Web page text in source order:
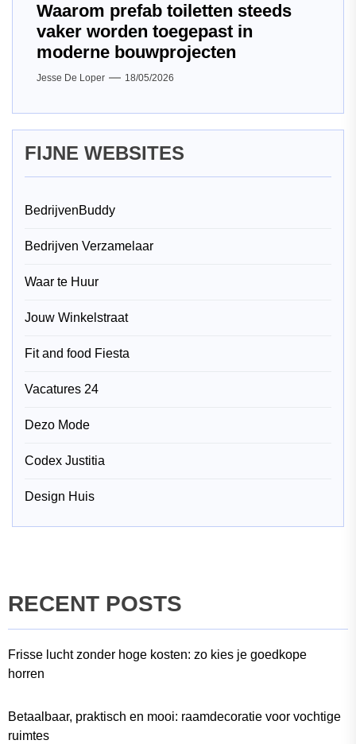
Waarom prefab toiletten steeds
vaker worden toegepast in
moderne bouwprojecten
Jesse De Loper 18/05/2026
FIJNE WEBSITES
BedrijvenBuddy
Bedrijven Verzamelaar
Waar te Huur
Jouw Winkelstraat
Fit and food Fiesta
Vacatures 24
Dezo Mode
Codex Justitia
Design Huis
RECENT POSTS
Frisse lucht zonder hoge kosten: zo kies je goedkope
horren
Betaalbaar, praktisch en mooi: raamdecoratie voor vochtige
ruimtes